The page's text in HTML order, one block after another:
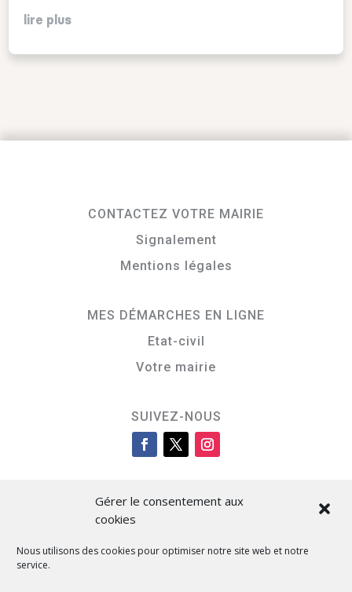
Gérer le consentement aux
cookies
Nous utilisons des cookies pour optimiser notre site web et notre
service.
lire plus
CONTACTEZ VOTRE MAIRIE
Signalement
Mentions légales
MES DÉMARCHES EN LIGNE
Etat-civil
Votre mairie
SUIVEZ-NOUS